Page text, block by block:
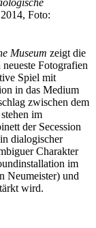
Foto:
Museum zeigt die
Fotografien
Spiel mit
in das Medium
zwischen dem
im
der Secession
dialogischer
Charakter
im
Neumeister) und
wird.